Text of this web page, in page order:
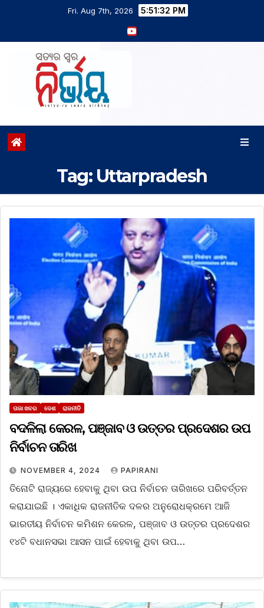
Fri. Aug 7th, 2026 5:51:33 PM
Tag: Uttarpradesh
ତାଜା ଖବର ଦେଶ ରାଜନୀତି
ବଦଳିଲା କେରଳ, ପଞ୍ଜାବ ଓ ଉତ୍ତର ପ୍ରଦେଶର ଉପ
ନିର୍ବାଚନ ତାରିଖ
NOVEMBER 4, 2024 PAPIRANI
ତିନୋଟି ରାଜ୍ୟରେ ହେବାକୁ ଥିବା ଉପ ନିର୍ବାଚନ ତାରିଖରେ ପରିବର୍ତ୍ତନ
କରାଯାଇଛି । ଏକାଧିକ ରାଜନୀତିକ ଦଳର ଅନୁରୋଧକ୍ରମେ ଆଜି
ଭାରତୀୟ ନିର୍ବାଚନ କମିଶନ କେରଳ, ପଞ୍ଜାବ ଓ ଉତ୍ତର ପ୍ରଦେଶର
୧୪ଟି ବଧାନସଭା ଆସନ ପାଇଁ ହେବାକୁ ଥିବା ଉପ…